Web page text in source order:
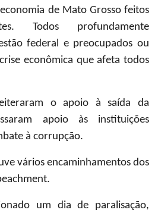
de Mato Grosso feitos
Todos profundamente
federal e preocupados ou
econômica que afeta todos
o apoio à saída da
apoio às instituições
à corrupção.
vários encaminhamentos dos
um dia de paralisação,